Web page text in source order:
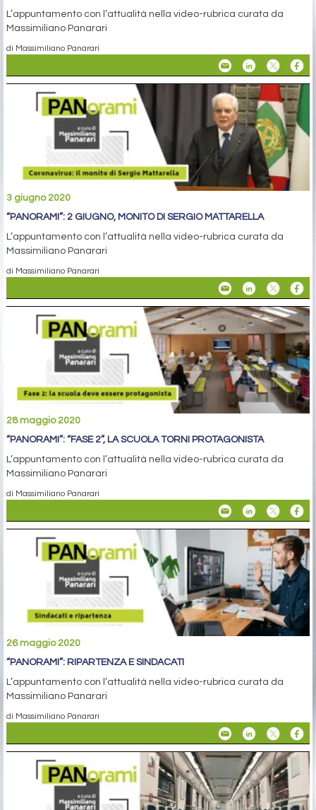
L’appuntamento con l’attualità nella video-rubrica curata da
Massimiliano Panarari
di Massimiliano Panarari
3 giugno 2020
“PANORAMI”: 2 GIUGNO, MONITO DI SERGIO MATTARELLA
L’appuntamento con l’attualità nella video-rubrica curata da
Massimiliano Panarari
di Massimiliano Panarari
28 maggio 2020
“PANORAMI”: “FASE 2”, LA SCUOLA TORNI PROTAGONISTA
L’appuntamento con l’attualità nella video-rubrica curata da
Massimiliano Panarari
di Massimiliano Panarari
26 maggio 2020
“PANORAMI”: RIPARTENZA E SINDACATI
L’appuntamento con l’attualità nella video-rubrica curata da
Massimiliano Panarari
di Massimiliano Panarari